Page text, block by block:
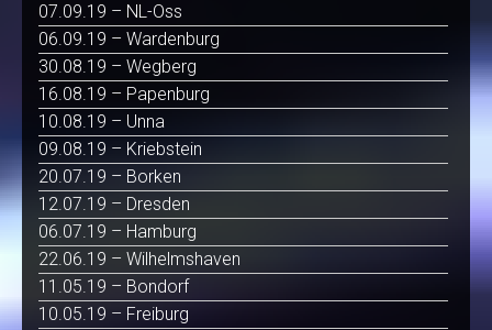
07.09.19 – NL-Oss
06.09.19 – Wardenburg
30.08.19 – Wegberg
16.08.19 – Papenburg
10.08.19 – Unna
09.08.19 – Kriebstein
20.07.19 – Borken
12.07.19 – Dresden
06.07.19 – Hamburg
22.06.19 – Wilhelmshaven
11.05.19 – Bondorf
10.05.19 – Freiburg